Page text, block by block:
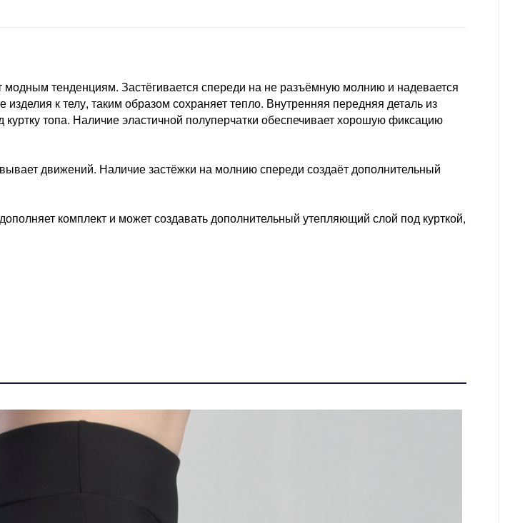
модным тенденциям. Застёгивается спереди на не разъёмную молнию и надевается
изделия к телу, таким образом сохраняет тепло. Внутренняя передняя деталь из
топа. Наличие эластичной полуперчатки обеспечивает хорошую фиксацию
движений. Наличие застёжки на молнию спереди создаёт дополнительный
комплект и может создавать дополнительный утепляющий слой под курткой,